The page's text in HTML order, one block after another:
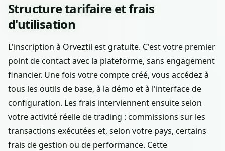
Structure tarifaire et frais
d'utilisation
L'inscription à Orveztil est gratuite. C'est votre premier
point de contact avec la plateforme, sans engagement
financier. Une fois votre compte créé, vous accédez à
tous les outils de base, à la démo et à l'interface de
configuration. Les frais interviennent ensuite selon
votre activité réelle de trading : commissions sur les
transactions exécutées et, selon votre pays, certains
frais de gestion ou de performance. Cette